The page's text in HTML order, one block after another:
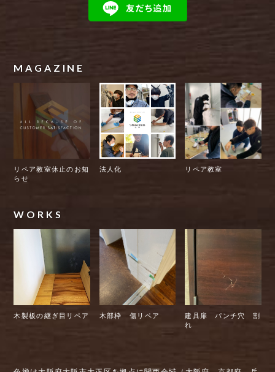
MAGAZINE
リペア教室休止のお知
らせ
法人化 リペア教室
WORKS
木製板の継ぎ目リペア 木部枠 傷リペア
建具扉 パンチ穴 割
れ